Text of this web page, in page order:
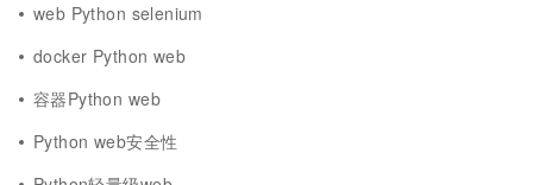
web Python selenium
docker Python web
容器Python web
Python web安全性